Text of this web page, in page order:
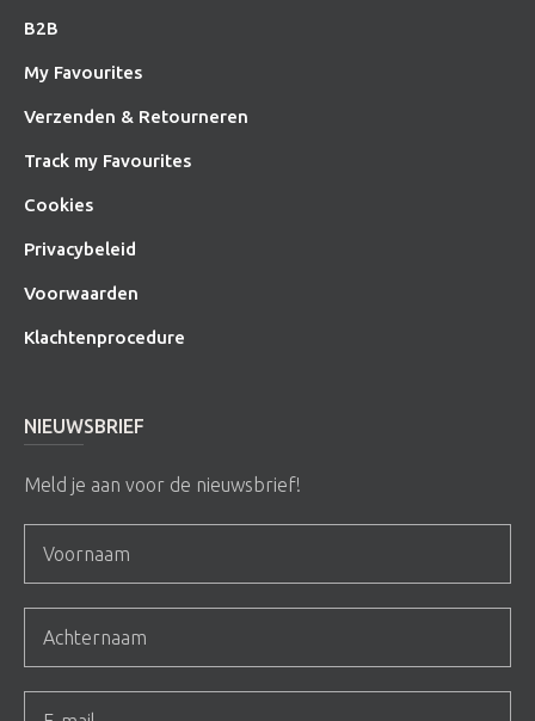
B2B
My Favourites
Verzenden & Retourneren
Track my Favourites
Cookies
Privacybeleid
Voorwaarden
Klachtenprocedure
NIEUWSBRIEF
Meld je aan voor de nieuwsbrief!